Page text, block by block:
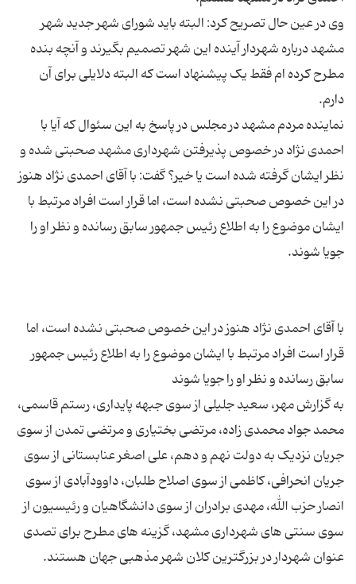
وی در عین حال تصریح کرد: البته باید شورای شهر جدید شهر
مشهد درباره شهردار آینده این شهر تصمیم بگیرند و آنچه بنده
مطرح کرده ام فقط یک پیشنهاد است که البته دلایلی برای آن
نماینده مردم مشهد در مجلس در پاسخ به این سئوال که آیا با
احمدی نژاد در خصوص پذیرفتن شهرداری مشهد صحبتی شده و
نظر ایشان گرفته شده است یا خیر؟ گفت: با آقای احمدی نژاد هنوز
در این خصوص صحبتی نشده است، اما قرار است افراد مرتبط با
ایشان موضوع را به اطلاع رئیس جمهور سابق رسانده و نظر او را
با آقای احمدی نژاد هنوز در این خصوص صحبتی نشده است، اما
قرار است افراد مرتبط با ایشان موضوع را به اطلاع رئیس جمهور
به گزارش مهر، سعید جلیلی از سوی جبهه پایداری، رستم قاسمی،
محمد جواد محمدی زاده، مرتضی بختیاری و مرتضی تمدن از سوی
جریان نزدیک به دولت نهم و دهم، علی اصغر عنابستانی از سوی
جریان انحرافی، کاظمی از سوی اصلاح طلبان، داوودآبادی از سوی
انصار حزب الله، مهدی برادران از سوی دانشگاهیان و رئیسیون از
سوی سنتی های شهرداری مشهد، گزینه های مطرح برای تصدی